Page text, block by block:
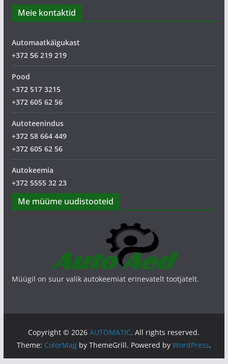
Meie kontaktid
Automaatkäigukast
+372 56 219 219
Pood
+372 517 3215
+372 605 62 56
Autoteenindus
+372 58 664 449
+372 605 62 56
Autokeemia
+372 5555 32 23
Me müüme uudistooteid
Müügil on suur valik autokeemiat erinevatelt tootjatelt.
Copyright © 2026AUTOMATIC. All rights reserved.
Theme: ColorMagby ThemeGrill. Powered by WordPress.